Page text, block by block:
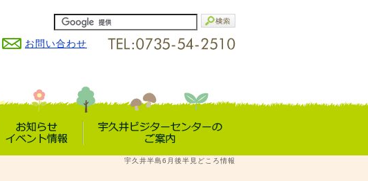
お問い合わせ
お知らせ
宇久井VC
宇久井半島6月後半見どころ情報